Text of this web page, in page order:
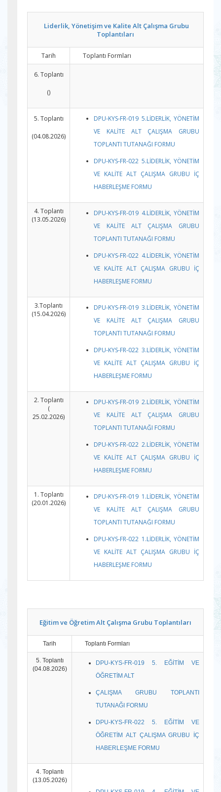
Liderlik, Yönetişim ve Kalite Alt Çalışma Grubu
Toplantıları
Tarih Toplantı Formları
6. Toplantı
()
5. Toplantı
(04.08.2026)
DPU-KYS-FR-019 5.LİDERLİK, YÖNETİM
VE KALİTE ALT ÇALIŞMA GRUBU
TOPLANTI TUTANAĞI FORMU
DPU-KYS-FR-022 5.LİDERLİK, YÖNETİM
VE KALİTE ALT ÇALIŞMA GRUBU İÇ
HABERLEŞME FORMU
4. Toplantı
(13.05.2026)
DPU-KYS-FR-019 4.LİDERLİK, YÖNETİM
VE KALİTE ALT ÇALIŞMA GRUBU
TOPLANTI TUTANAĞI FORMU
DPU-KYS-FR-022 4.LİDERLİK, YÖNETİM
VE KALİTE ALT ÇALIŞMA GRUBU İÇ
HABERLEŞME FORMU
3.Toplantı
(15.04.2026)
DPU-KYS-FR-019 3.LİDERLİK, YÖNETİM
VE KALİTE ALT ÇALIŞMA GRUBU
TOPLANTI TUTANAĞI FORMU
DPU-KYS-FR-022 3.LİDERLİK, YÖNETİM
VE KALİTE ALT ÇALIŞMA GRUBU İÇ
HABERLEŞME FORMU
2. Toplantı
(
25.02.2026)
DPU-KYS-FR-019 2.LİDERLİK, YÖNETİM
VE KALİTE ALT ÇALIŞMA GRUBU
TOPLANTI TUTANAĞI FORMU
DPU-KYS-FR-022 2.LİDERLİK, YÖNETİM
VE KALİTE ALT ÇALIŞMA GRUBU İÇ
HABERLEŞME FORMU
1. Toplantı
(20.01.2026)
DPU-KYS-FR-019 1.LİDERLİK, YÖNETİM
VE KALİTE ALT ÇALIŞMA GRUBU
TOPLANTI TUTANAĞI FORMU
DPU-KYS-FR-022 1.LİDERLİK, YÖNETİM
VE KALİTE ALT ÇALIŞMA GRUBU İÇ
HABERLEŞME FORMU
Eğitim ve Öğretim Alt Çalışma Grubu Toplantıları
Tarih Toplantı Formları
5. Toplantı
(04.08.2026)
DPU-KYS-FR-019 5. EĞİTİM VE
ÖĞRETİM ALT
ÇALIŞMA GRUBU TOPLANTI
TUTANAĞI FORMU
DPU-KYS-FR-022 5. EĞİTİM VE
ÖĞRETİM ALT ÇALIŞMA GRUBU İÇ
HABERLEŞME FORMU
4. Toplantı
(13.05.2026)